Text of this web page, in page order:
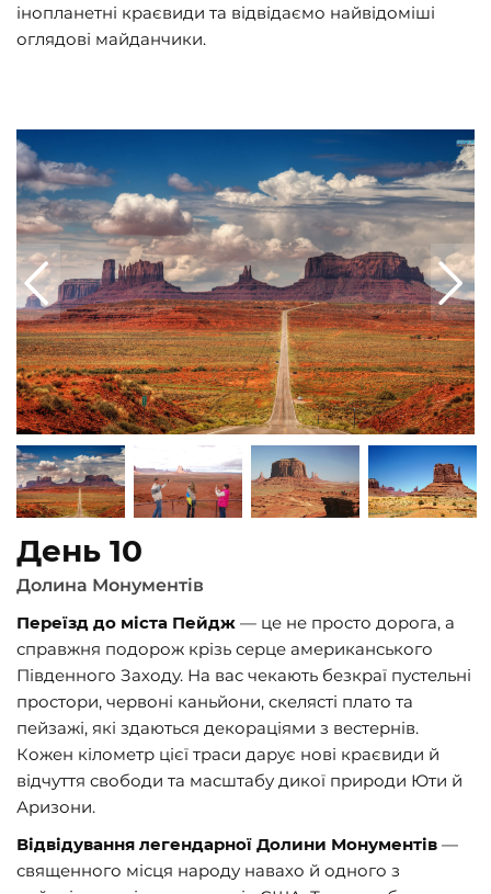
інопланетні краєвиди та відвідаємо найвідоміші
оглядові майданчики.
День 10
Долина Монументів
Переїзд до міста Пейдж — це не просто дорога, а
справжня подорож крізь серце американського
Південного Заходу. На вас чекають безкраї пустельні
простори, червоні каньйони, скелясті плато та
пейзажі, які здаються декораціями з вестернів.
Кожен кілометр цієї траси дарує нові краєвиди й
відчуття свободи та масштабу дикої природи Юти й
Аризони.
Відвідування легендарної Долини Монументів —
священного місця народу навахо й одного з